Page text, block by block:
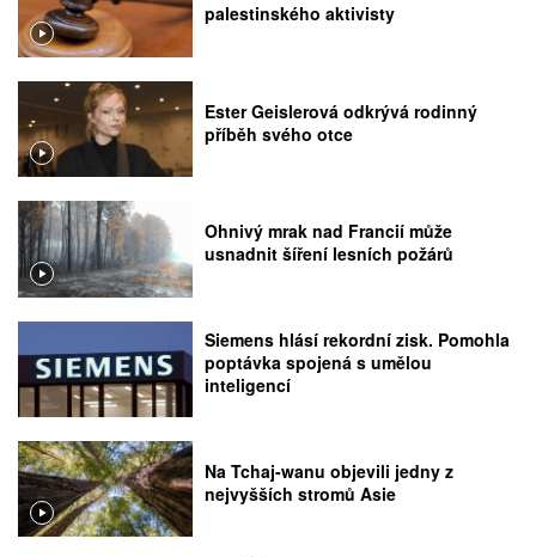
palestinského aktivisty
Ester Geislerová odkrývá rodinný
příběh svého otce
Ohnivý mrak nad Francií může
usnadnit šíření lesních požárů
Siemens hlásí rekordní zisk. Pomohla
poptávka spojená s umělou
inteligencí
Na Tchaj-wanu objevili jedny z
nejvyšších stromů Asie